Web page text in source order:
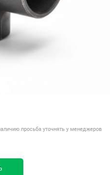
просьба уточнять у менеджеров